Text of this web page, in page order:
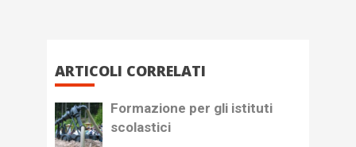
ARTICOLI CORRELATI
Formazione per gli istituti
scolastici